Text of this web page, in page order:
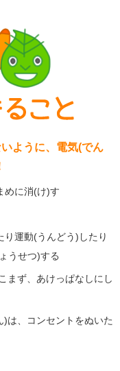
ように、電気(でん
めに消(け)す
運動(うんどう)したり
うせつ)する
まず、あけっぱなしにし
は、コンセントをぬいた